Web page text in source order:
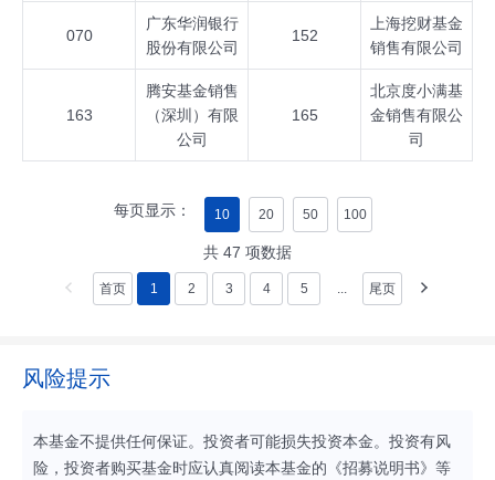
070
广东华润银行
股份有限公司
152
上海挖财基金
销售有限公司
163
腾安基金销售
（深圳）有限
公司
165
北京度小满基
金销售有限公
司
每页显示： 10 20 50 100
共 47 项数据
首页 1 2 3 4 5 ... 尾页
风险提示
本基金不提供任何保证。投资者可能损失投资本金。投资有风
险，投资者购买基金时应认真阅读本基金的《招募说明书》等